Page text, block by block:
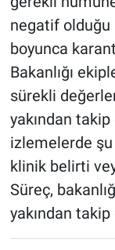
negatif olduğu
boyunca
Bakanlığı
sürekli
yakından
izlemelerde
klinik belirti
Süreç,
yakından